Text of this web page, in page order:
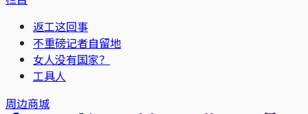
返工这回事
不重磅记者自留地
女人没有国家？
工具人
周边商城